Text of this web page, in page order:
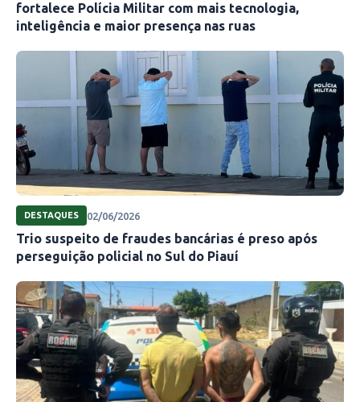
fortalece Polícia Militar com mais tecnologia,
inteligência e maior presença nas ruas
DESTAQUES 02/06/2026
Trio suspeito de fraudes bancárias é preso após
perseguição policial no Sul do Piauí